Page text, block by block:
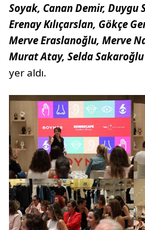
Soyak, Canan Demir, Duygu
Erenay Kılıçarslan, Gökçe
Merve Eraslanoğlu, Merve
Murat Atay, Selda
yer aldı.